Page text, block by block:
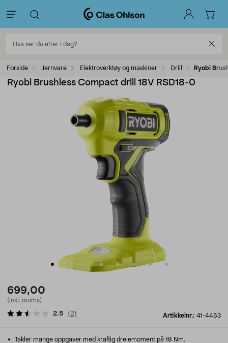
Forside Jernvare Elektroverktøy og maskiner Drill Ryobi
Ryobi Brushless Compact drill 18V RSD18-0
699,00
(inkl. moms)
Artikkelnr.: 41-4453
2.5 ( 2)
Takler mange oppgaver med kraftig dreiemoment på 18 Nm.